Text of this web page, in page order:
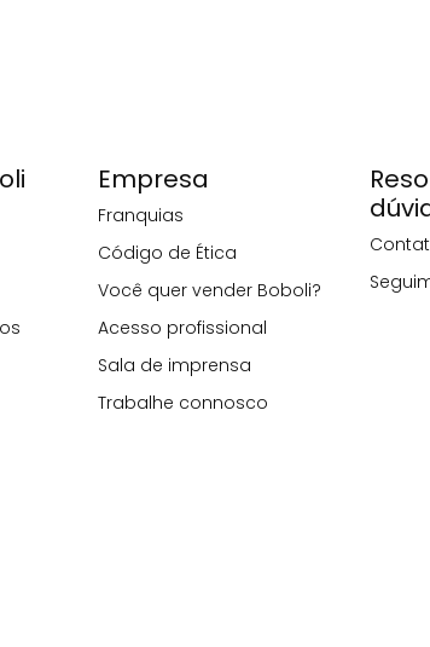
Empresa
Franquias
Código de Ética
Você quer vender Boboli?
Acesso profissional
Sala de imprensa
Trabalhe connosco